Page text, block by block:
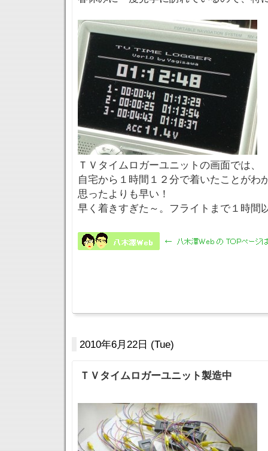
ＴＶタイムロガーユニットの画面では、
自宅から１時間１２分で着いたことがわ
思ったよりも早い！
早く着きすぎた～。フライトまで１時間
2010年6月22日 (Tue)
ＴＶタイムロガーユニット製造中